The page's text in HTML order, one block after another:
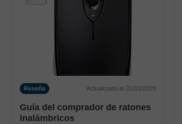
Reseña Actualizado el 31/03/2026
Guía del comprador de ratones
inalámbricos